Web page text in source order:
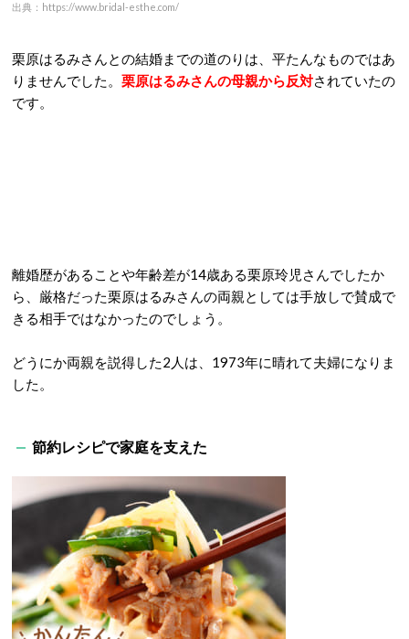
出典：https://www.bridal-esthe.com/
栗原はるみさんとの結婚までの道のりは、平たんなものではあ
りませんでした。 栗原はるみさんの母親から反対されていたの
です。
離婚歴があることや年齢差が14歳ある栗原玲児さんでしたか
ら、厳格だった栗原はるみさんの両親としては手放しで賛成で
きる相手ではなかったのでしょう。
どうにか両親を説得した2人は、1973年に晴れて夫婦になりま
した。
節約レシピで家庭を支えた